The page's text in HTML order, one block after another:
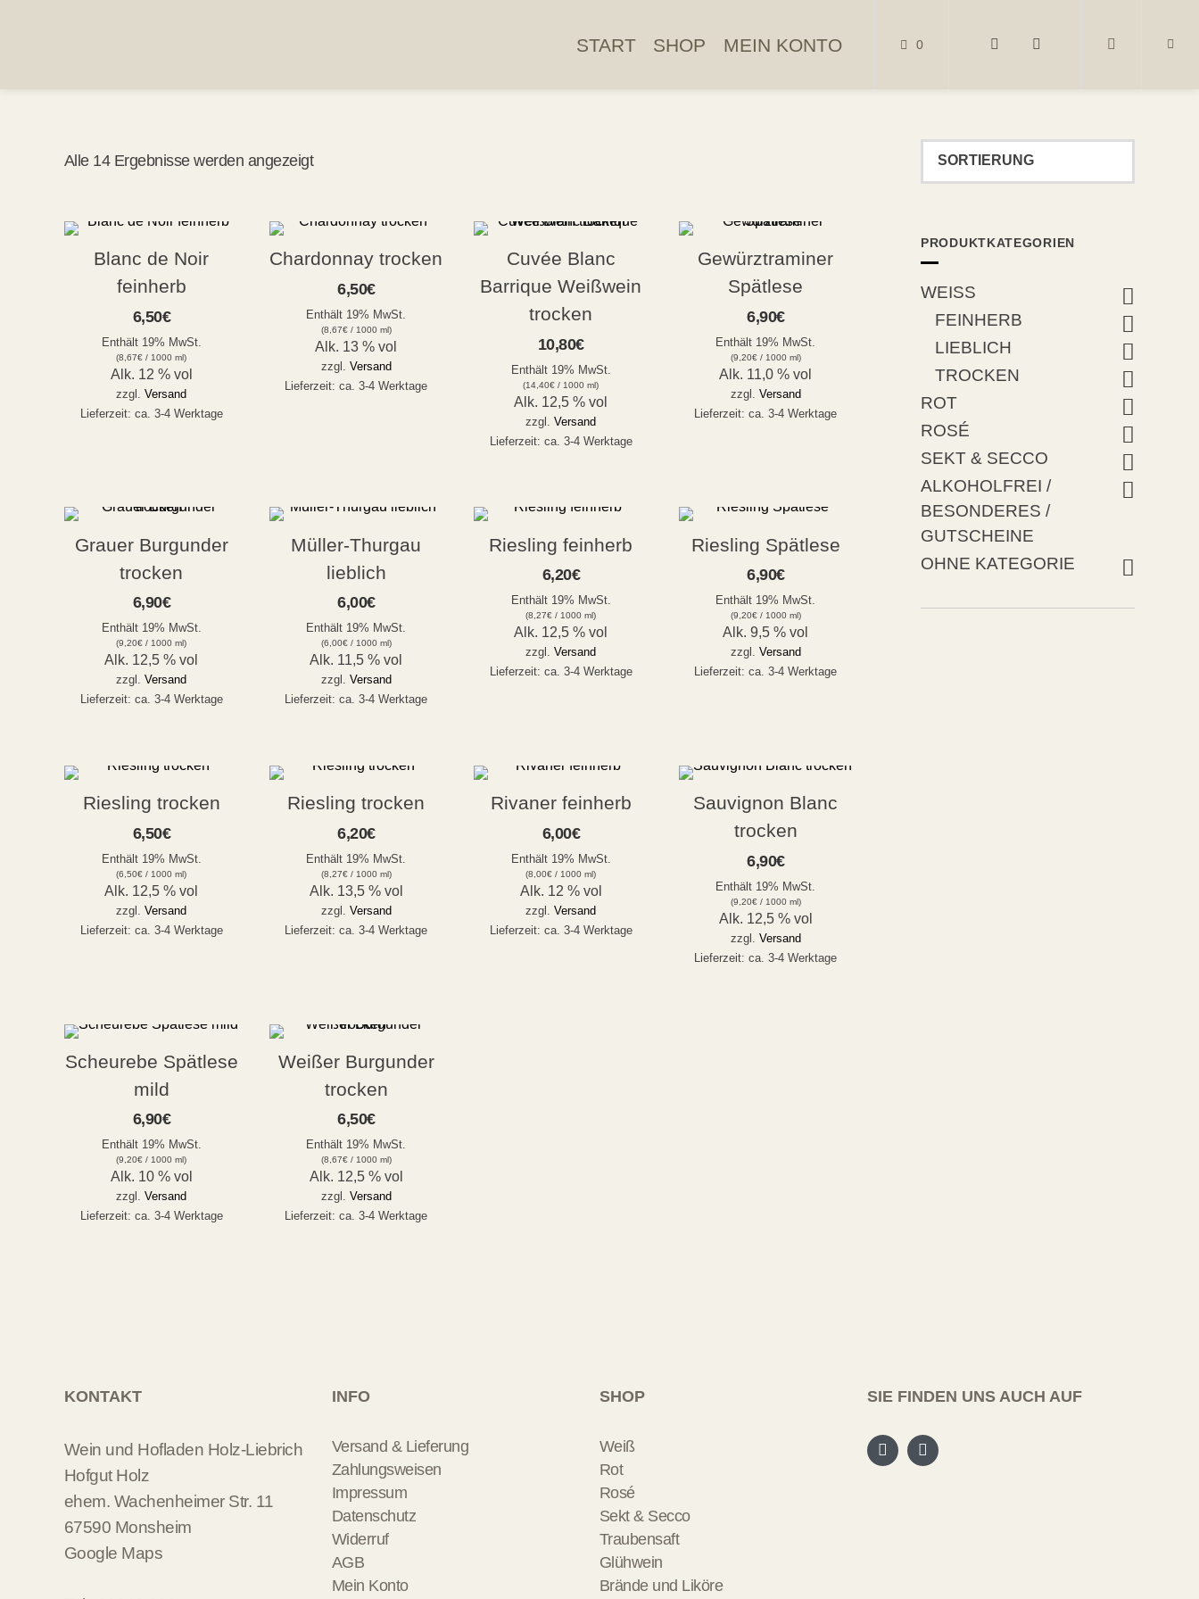
START SHOP MEIN KONTO 0
Alle 14 Ergebnisse werden angezeigt
Blanc de Noir
feinherb
6,50€
Enthält 19% MwSt.
(8,67€ / 1000 ml)
Alk. 12 % vol
zzgl.Versand
Lieferzeit: ca. 3-4 Werktage
Chardonnay trocken
6,50€
Enthält 19% MwSt.
(8,67€/ 1000 ml)
Alk. 13 % vol
zzgl. Versand
Lieferzeit: ca. 3-4 Werktage
Cuvée Blanc
Barrique Weißwein
trocken
10,80€
Enthält 19% MwSt.
(14,40€ / 1000 ml)
Alk. 12,5 % vol
zzgl.Versand
Lieferzeit: ca. 3-4 Werktage
Gewürztraminer
Spätlese
6,90€
Enthält 19% MwSt.
(9,20€/ 1000 ml)
Alk. 11,0 % vol
zzgl. Versand
Lieferzeit: ca. 3-4 Werktage
Grauer Burgunder
trocken
6,90€
Enthält 19% MwSt.
(9,20€ / 1000 ml)
Alk. 12,5 % vol
zzgl.Versand
Lieferzeit: ca. 3-4 Werktage
Müller-Thurgau
lieblich
6,00€
Enthält 19% MwSt.
(6,00€/ 1000 ml)
Alk. 11,5 % vol
zzgl. Versand
Lieferzeit: ca. 3-4 Werktage
Riesling feinherb
6,20€
Enthält 19% MwSt.
(8,27€ / 1000 ml)
Alk. 12,5 % vol
zzgl.Versand
Lieferzeit: ca. 3-4 Werktage
Riesling Spätlese
6,90€
Enthält 19% MwSt.
(9,20€/ 1000 ml)
Alk. 9,5 % vol
zzgl. Versand
Lieferzeit: ca. 3-4 Werktage
Riesling trocken
6,50€
Enthält 19% MwSt.
(6,50€ / 1000 ml)
Alk. 12,5 % vol
zzgl.Versand
Lieferzeit: ca. 3-4 Werktage
Riesling trocken
6,20€
Enthält 19% MwSt.
(8,27€/ 1000 ml)
Alk. 13,5 % vol
zzgl. Versand
Lieferzeit: ca. 3-4 Werktage
Rivaner feinherb
6,00€
Enthält 19% MwSt.
(8,00€ / 1000 ml)
Alk. 12 % vol
zzgl.Versand
Lieferzeit: ca. 3-4 Werktage
Sauvignon Blanc
trocken
6,90€
Enthält 19% MwSt.
(9,20€/ 1000 ml)
Alk. 12,5 % vol
zzgl. Versand
Lieferzeit: ca. 3-4 Werktage
Scheurebe Spätlese
mild
6,90€
Enthält 19% MwSt.
(9,20€ / 1000 ml)
Alk. 10 % vol
zzgl.Versand
Lieferzeit: ca. 3-4 Werktage
Weißer Burgunder
trocken
6,50€
Enthält 19% MwSt.
(8,67€/ 1000 ml)
Alk. 12,5 % vol
zzgl. Versand
Lieferzeit: ca. 3-4 Werktage
PRODUKTKATEGORIEN
WEISS
FEINHERB
LIEBLICH
TROCKEN
ROT
ROSÉ
SEKT & SECCO
ALKOHOLFREI /
BESONDERES /
GUTSCHEINE
OHNE KATEGORIE
KONTAKT
Wein und Hofladen Holz-Liebrich
Hofgut Holz
ehem. Wachenheimer Str. 11
67590 Monsheim
Google Maps
INFO
Versand & Lieferung
Zahlungsweisen
Impressum
Datenschutz
Widerruf
AGB
Mein Konto
SHOP
Weiß
Rot
Rosé
Sekt & Secco
Traubensaft
Glühwein
Brände und Liköre
SIE FINDEN UNS AUCH AUF